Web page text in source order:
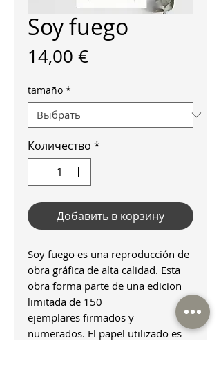
Soy fuego
14,00 €Цена
tamaño *
Количество *
Добавить в корзину
Soy fuego es una reproducción de
obra gráfica de alta calidad. Esta
obra forma parte de una edicion
limitada de 150
ejemplares firmados y
numerados. El papel utilizado es